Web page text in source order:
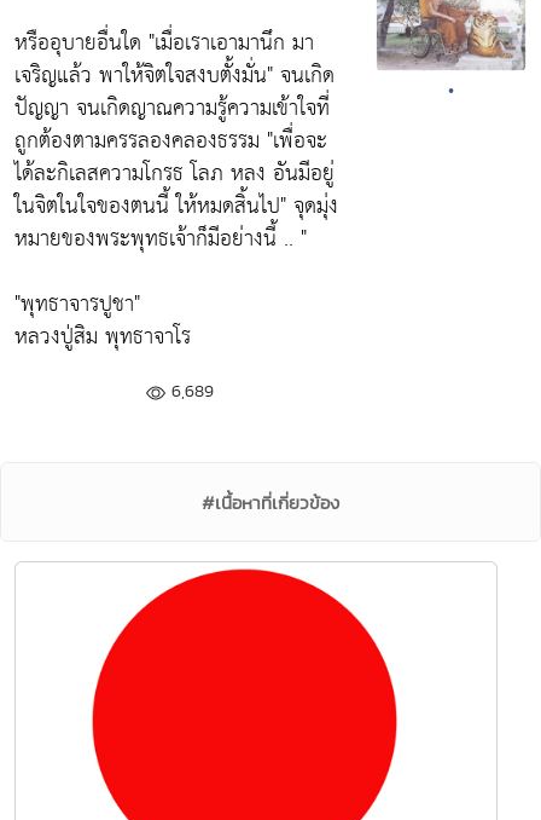
หรืออุบายอื่นใด "เมื่อเราเอามานึก มา
เจริญแล้ว พาให้จิตใจสงบตั้งมั่น"จนเกิด
ปัญญา จนเกิดญาณความรู้ความเข้าใจที่
ถูกต้องตามครรลองคลองธรรม "เพื่อจะ
ได้ละกิเลสความโกรธ โลภ หลง อันมีอยู่
ในจิตในใจของตนนี้ ให้หมดสิ้นไป"จุดมุ่ง
หมายของพระพุทธเจ้าก็มีอย่างนี้ .. "
"พุทธาจารปูชา"
หลวงปู่สิม พุทธาจาโร
6,689
•
#เนื้อหาที่เกี่ยวข้อง